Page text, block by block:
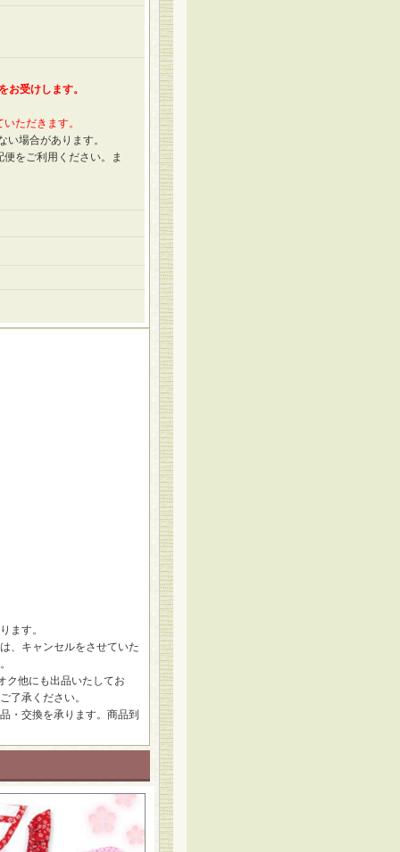
お受けします。
ただきます。
場合があります。
をご利用ください。ま
ます。
、キャンセルをさせていた
ク他にも出品いたしてお
了承ください。
・交換を承ります。商品到